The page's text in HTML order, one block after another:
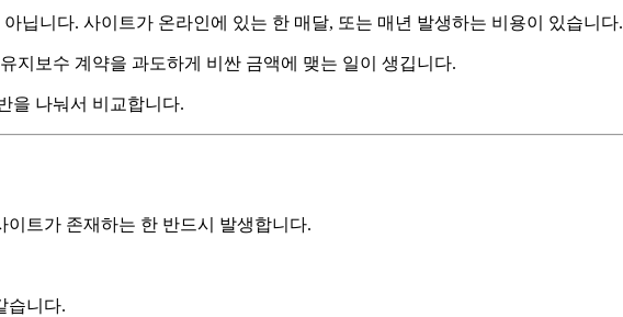
닙니다. 사이트가 온라인에 있는 한 매달, 또는 매년 발생하는 비용이 있습니다.
지보수 계약을 과도하게 비싼 금액에 맺는 일이 생깁니다.
을 나눠서 비교합니다.
트가 존재하는 한 반드시 발생합니다.
습니다.